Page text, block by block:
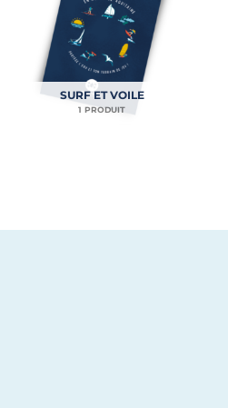
SURF ET VOILE
1 PRODUIT